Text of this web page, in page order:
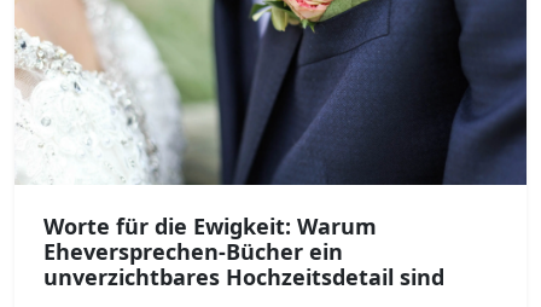
Worte für die Ewigkeit: Warum
Eheversprechen-Bücher ein
unverzichtbares Hochzeitsdetail sind